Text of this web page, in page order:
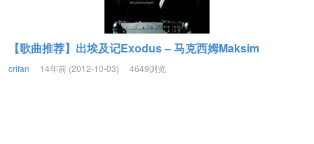
【歌曲推荐】出埃及记Exodus – 马克西姆Maksim
crifan 14年前 (2012-10-03) 4649浏览